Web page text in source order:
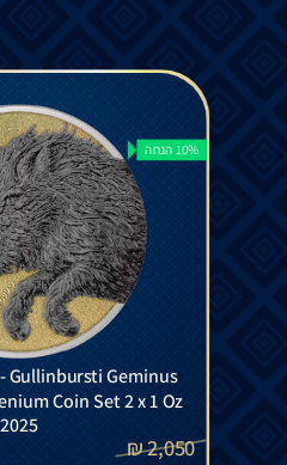
10% הנחה
Gullinbursti Geminus
Coin Set 2 x 1 Oz
2025
2,050
₪